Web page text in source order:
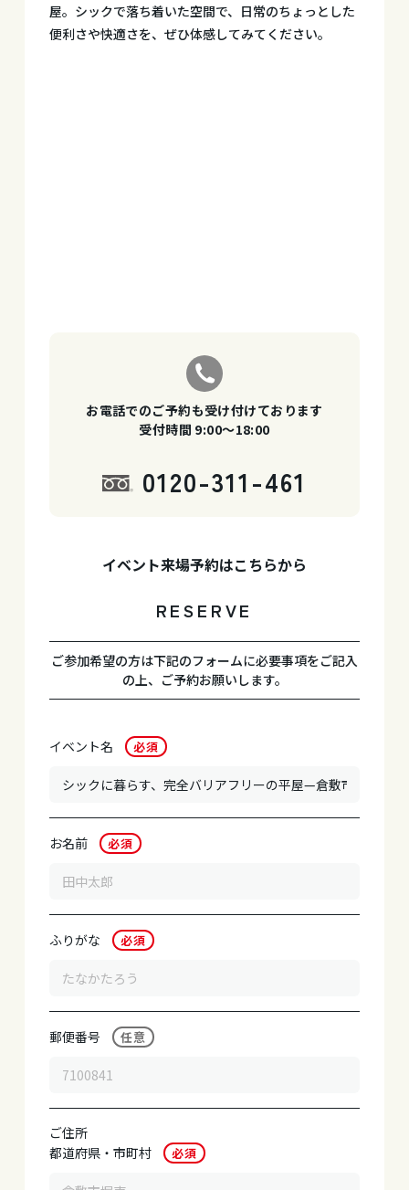
屋。シックで落ち着いた空間で、日常のちょっとした
便利さや快適さを、ぜひ体感してみてください。
お電話でのご予約も受け付けております
受付時間 9:00〜18:00
0120-311-461
イベント来場予約はこちらから
RESERVE
ご参加希望の方は下記のフォームに必要事項をご記入
の上、ご予約お願いします。
イベント名 必須
お名前 必須
ふりがな 必須
郵便番号 任意
ご住所
都道府県・ 市町村 必須